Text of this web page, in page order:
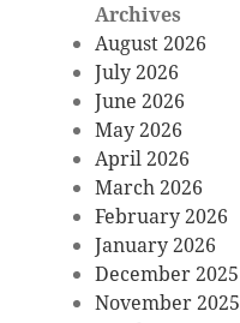
Archives
August 2026
July 2026
June 2026
May 2026
April 2026
March 2026
February 2026
January 2026
December 2025
November 2025